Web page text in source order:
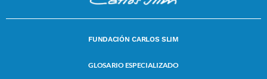
FUNDACIÓN CARLOS SLIM
GLOSARIO ESPECIALIZADO